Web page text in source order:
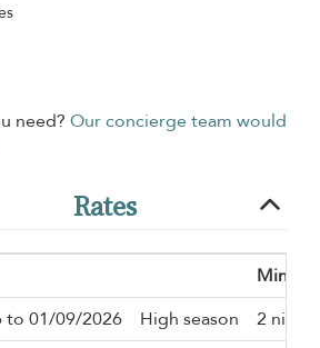
need? Our concierge team would
Rates
to 01/09/2026
High season
2 nights